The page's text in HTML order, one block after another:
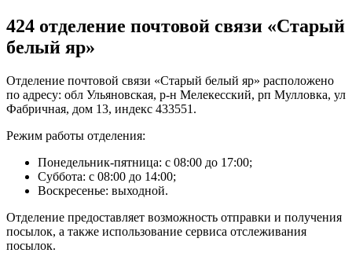
424 отделение почтовой связи «Старый
белый яр»
Отделение почтовой связи «Старый белый яр» расположено
по адресу: обл Ульяновская, р-н Мелекесский, рп Мулловка, ул
Фабричная, дом 13, индекс 433551.
Режим работы отделения:
Понедельник-пятница: с 08:00 до 17:00;
Суббота: с 08:00 до 14:00;
Воскресенье: выходной.
Отделение предоставляет возможность отправки и получения
посылок, а также использование сервиса отслеживания
посылок.